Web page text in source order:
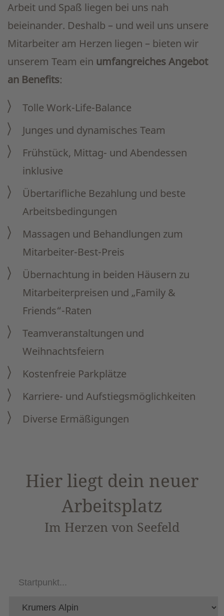
Arbeit und Spaß liegen bei uns nah
beieinander. Deshalb – und weil uns unsere
Mitarbeiter am Herzen liegen – bieten wir
unserem Team ein umfangreiches Angebot
an Benefits:
Tolle Work-Life-Balance
Junges und dynamisches Team
Frühstück, Mittag- und Abendessen
inklusive
Übertarifliche Bezahlung und beste
Arbeitsbedingungen
Massagen und Behandlungen zum
Mitarbeiter-Best-Preis
Übernachtung in beiden Häusern zu
Mitarbeiterpreisen und „Family &
Friends“-Raten
Teamveranstaltungen und
Weihnachtsfeiern
Kostenfreie Parkplätze
Karriere- und Aufstiegsmöglichkeiten
Diverse Ermäßigungen
Hier liegt dein neuer
Arbeitsplatz
Im Herzen von Seefeld